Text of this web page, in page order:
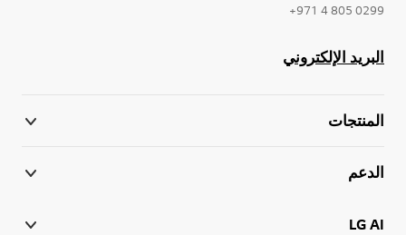
0299 805 4 971+
البريد الإلكتروني
المنتجات
الدعم
LG AI